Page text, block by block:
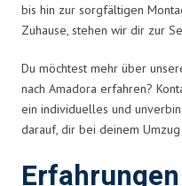
bis hin zur sorgfältigen
Zuhause, stehen wir dir zur
Du möchtest mehr über
nach Amadora erfahren?
ein individuelles und
darauf, dir bei deinem